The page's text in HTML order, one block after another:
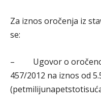
Za iznos oročenja iz
se:
– Ugovor o
457/2012 na iznos od